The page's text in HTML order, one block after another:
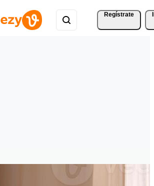
Regístrate